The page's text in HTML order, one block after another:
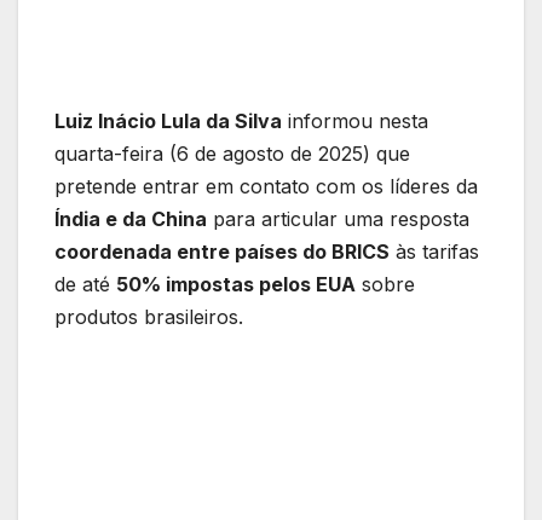
Luiz Inácio Lula da Silva informou nesta
quarta-feira (6 de agosto de 2025) que
pretende entrar em contato com os líderes da
Índia e da China para articular uma resposta
coordenada entre países do BRICS às tarifas
de até 50% impostas pelos EUA sobre
produtos brasileiros.